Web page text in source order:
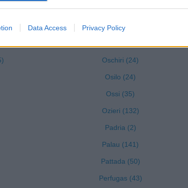
Data Access Privacy Policy
Olbia (1944)
Oschiri (24)
Osilo (24)
Ossi (35)
Ozieri (132)
Padria (2)
Palau (141)
Pattada (50)
Perfugas (43)